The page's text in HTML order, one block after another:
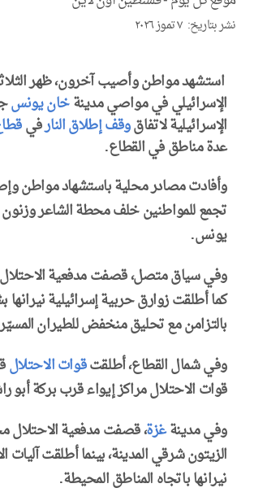
نشر بتاريخ: ٧ تموز ٢٠٢٦
استشهد مواطن وأصيب آخرون، ظهر
الإسرائيلي في مواصي مدينةخان يونس
الإسرائيلية لاتفاقوقف إطلاق النارفي
عدة مناطق في القطاع.
وأفادت مصادر محلية باستشهاد مواطن
تجمع للمواطنين خلف محطة الشاعر
يونس.
وفي سياق متصل، قصفت مدفعية الاحتلال
كما أطلقت زوارق حربية إسرائيلية
بالتزامن مع تحليق منخفض للطيران
وفي شمال القطاع، أطلقتقوات الاحتلال
قوات الاحتلال مراكز إيواء قرب بركة أبو
وفي مدينةغزة، قصفت مدفعية الاحتلال
الزيتون شرقي المدينة، بينما أطلقت
نيرانها باتجاه المناطق المحيطة.